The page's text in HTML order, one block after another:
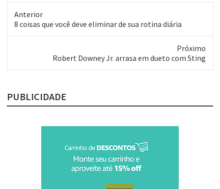
Anterior
Post
8 coisas que você deve eliminar de sua rotina diária
Próximo
Robert Downey Jr. arrasa em dueto com Sting
PUBLICIDADE